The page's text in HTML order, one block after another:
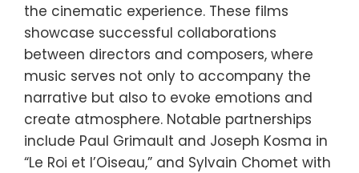
the cinematic experience. These films
showcase successful collaborations
between directors and composers, where
music serves not only to accompany the
narrative but also to evoke emotions and
create atmosphere. Notable partnerships
include Paul Grimault and Joseph Kosma in
“Le Roi et l’Oiseau,” and Sylvain Chomet with